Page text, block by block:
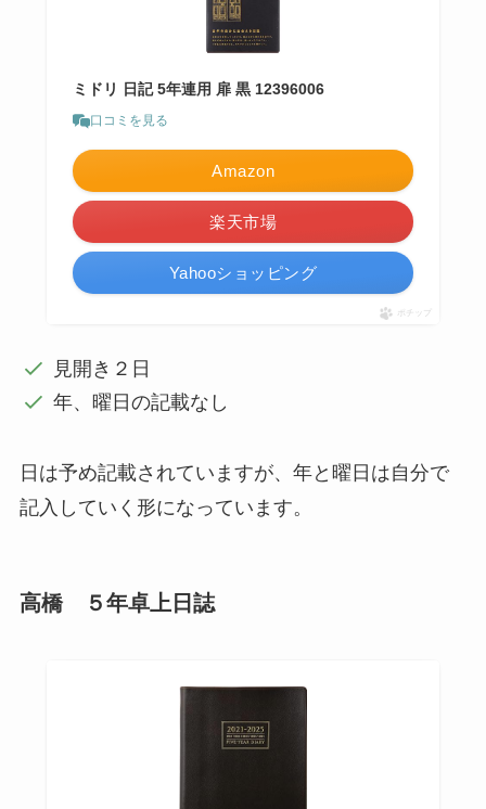
ミドリ 日記 5年連用 扉 黒 12396006
口コミを見る
Amazon
楽天市場
Yahooショッピング
ポチップ
見開き２日
年、曜日の記載なし
日は予め記載されていますが、年と曜日は自分で
記入していく形になっています。
高橋 ５年卓上日誌